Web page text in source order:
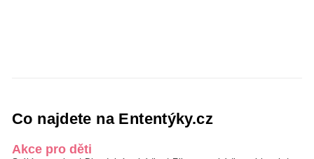
Co najdete na Ententýky.cz
Akce pro děti